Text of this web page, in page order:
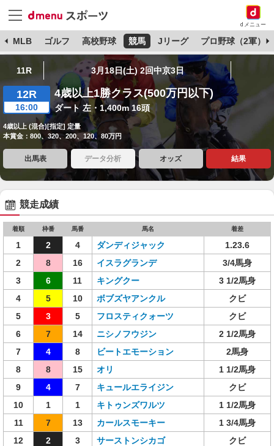
dメニュー
MLB ゴルフ 高校野球 競馬 Jリーグ プロ野球（2軍）
11R 3月18日(土) 2回中京3日
12R
16:00
4歳以上1勝クラス(500万円以下)
ダート 左・1,400m 16頭
4歳以上 (混合)[指定] 定量
本賞金：800、320、200、120、80万円
出馬表 データ分析 オッズ 結果
競走成績
着順 枠番 馬番 馬名 着差
1 2 4 ダンディジャック
1.23.6
2
8 16 イスラグランデ
3/4馬身
3
6 11 キングクー
3 1/2馬身
4
5 10 ボブズヤアンクル
クビ
5
3 5 フロスティクォーツ
クビ
6
7 14 ニシノフウジン
2 1/2馬身
7
4 8 ビートエモーション
2馬身
8
8 15 オリ
1 1/2馬身
9
4 7 キュールエライジン
クビ
10
1 1 キトゥンズワルツ
1 1/2馬身
11
7 13 カールスモーキー
1 3/4馬身
12
2 3 サーストンシカゴ
クビ